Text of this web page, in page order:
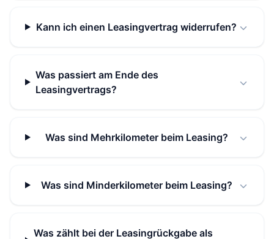
Kann ich einen Leasingvertrag widerrufen?
Was passiert am Ende des
Leasingvertrags?
Was sind Mehrkilometer beim Leasing?
Was sind Minderkilometer beim Leasing?
Was zählt bei der Leasingrückgabe als